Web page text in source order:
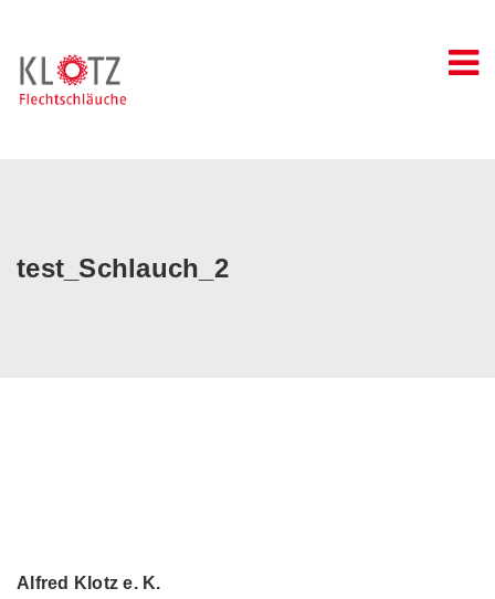
content
test_Schlauch_2
Alfred Klotz e. K.